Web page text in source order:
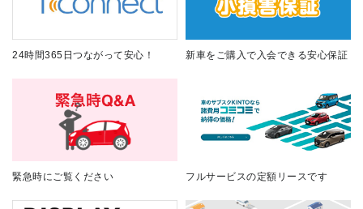
24時間365日つながって安心！ 新車をご購入で入会できる安心保証
緊急時にご覧ください フルサービスの定額リースです